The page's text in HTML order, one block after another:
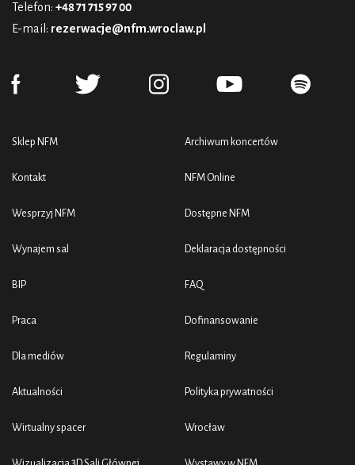
Telefon: +48 71 715 97 00
E-mail: rezerwacje@nfm.wroclaw.pl
Sklep NFM
Kontakt
Wesprzyj NFM
Wynajem sal
BIP
Praca
Dla mediów
Aktualności
Wirtualny spacer
Archiwum koncertów
NFM Online
Dostępne NFM
Deklaracja dostępności
FAQ
Dofinansowanie
Regulaminy
Polityka prywatności
Wrocław